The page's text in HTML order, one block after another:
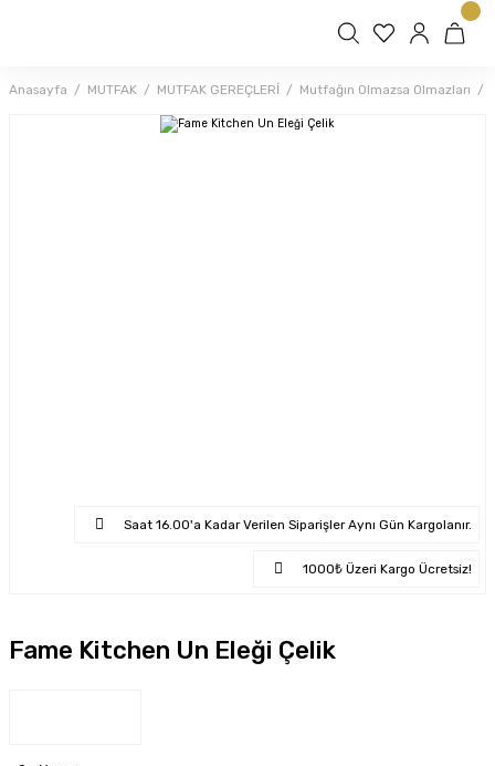
Anasayfa MUTFAK MUTFAK GEREÇLERİ Mutfağın Olmazsa Olmazları
Saat 16.00'a Kadar Verilen Siparişler Aynı Gün Kargolanır.
1000₺ Üzeri Kargo Ücretsiz!
Fame Kitchen Un Eleği Çelik